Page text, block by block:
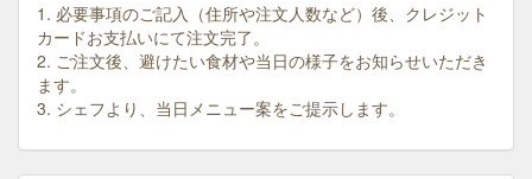
1. 必要事項のご記入（住所や注文人数など）後、クレジット
カードお支払いにて注文完了。
2. ご注文後、避けたい食材や当日の様子をお知らせいただき
ます。
3. シェフより、当日メニュー案をご提示します。